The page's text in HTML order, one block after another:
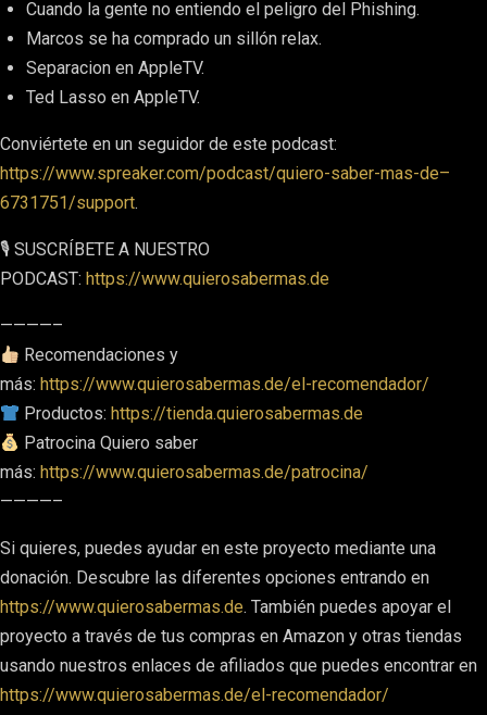
Cuando la gente no entiendo el peligro del Phishing.
Marcos se ha comprado un sillón relax.
Separacion en AppleTV.
Ted Lasso en AppleTV.
Conviértete en un seguidor de este podcast:
https://www.spreaker.com/podcast/quiero-saber-mas-de–
6731751/support.
🎙 SUSCRÍBETE A NUESTRO
PODCAST: https://www.quierosabermas.de
————–
Recomendaciones y
más: https://www.quierosabermas.de/el-recomendador/
Productos:https://tienda.quierosabermas.de
Patrocina Quiero saber
más: https://www.quierosabermas.de/patrocina/
————–
Si quieres, puedes ayudar en este proyecto mediante una
donación. Descubre las diferentes opciones entrando en
https://www.quierosabermas.de. También puedes apoyar el
proyecto a través de tus compras en Amazon y otras tiendas
usando nuestros enlaces de afiliados que puedes encontrar en
https://www.quierosabermas.de/el-recomendador/